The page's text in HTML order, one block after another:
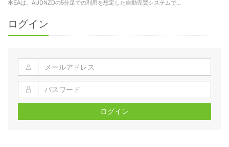
本EAは、AUDNZDの5分足での利用を想定した自動売買システムで...
ログイン
ログイン